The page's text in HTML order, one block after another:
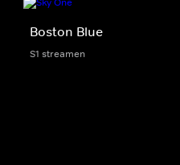
Boston Blue
S1 streamen